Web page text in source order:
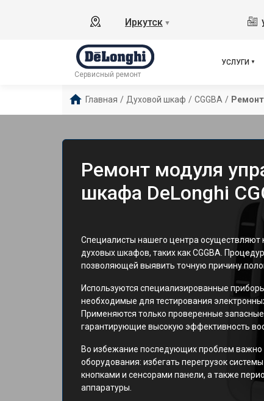
Иркутск ▼
Сервисный ремонт
УСЛУГИ
Главная / Духовой шкаф / CGGBA /
Ремонт модуля
шкафа DeLonghi
Специалисты нашего центра
духовых шкафов, таких как CGGBA.
позволяющей выявить точную причину
Используются специализированные
необходимые для тестирования
Применяются только проверенные
гарантирующие высокую эффективность
Во избежание последующих проблем важно
оборудования: избегать перегрузок
кнопками и сенсорами панели, а также
аппаратуры.